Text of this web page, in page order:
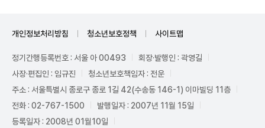
개인정보처리방침 청소년보호정책 사이트맵
정기간행등록번호 : 서울 아 00493
회장·발행인 : 곽영길
사장·편집인 : 임규진
청소년보호책임자 : 전운
주소 : 서울특별시 종로구 종로 1길 42(수송동 146-1) 이마빌딩 11층
전화 : 02-767-1500
발행일자 : 2007년 11월 15일
등록일자 : 2008년 01월10일